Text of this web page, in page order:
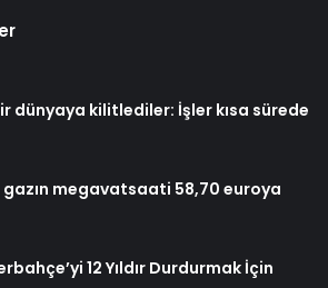
dünyaya kilitlediler: İşler kısa sürede
megavatsaati 58,70 euroya
12 Yıldır Durdurmak İçin